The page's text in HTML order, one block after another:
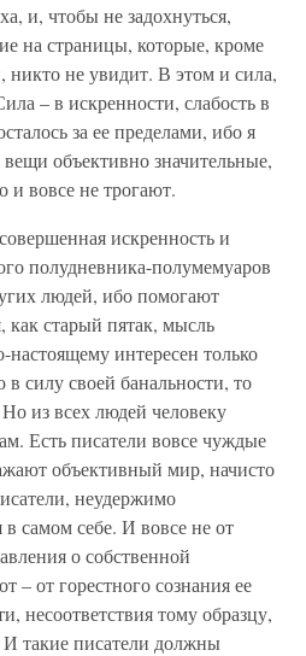
и, чтобы не задохнуться,
на страницы, которые, кроме
никто не увидит. В этом и сила,
– в искренности, слабость в
за ее пределами, ибо я
вещи объективно значительные,
и вовсе не трогают.
искренность и
полудневника-полумемуаров
людей, ибо помогают
как старый пятак, мысль
настоящему интересен только
силу своей банальности, то
из всех людей человеку
Есть писатели вовсе чуждые
объективный мир, начисто
неудержимо
в самом себе. И вовсе не от
о собственной
– от горестного сознания ее
несоответствия тому образцу,
такие писатели должны